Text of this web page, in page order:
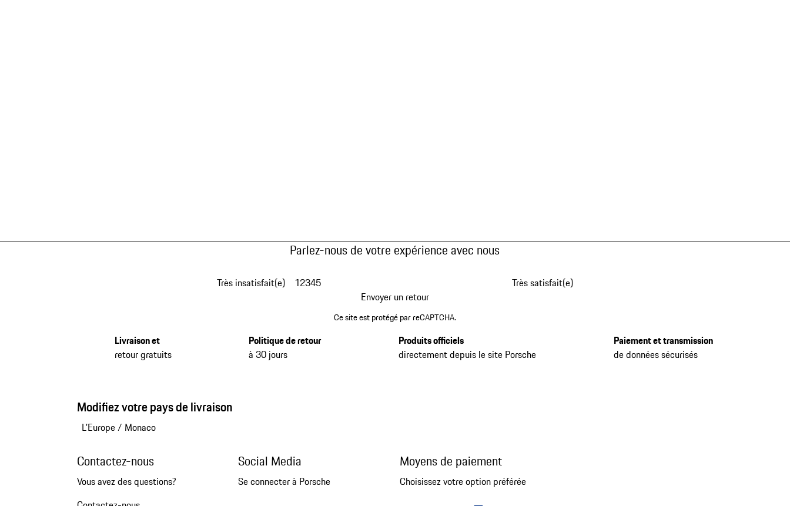
Parlez-nous de votre expérience avec nous
Très insatisfait(e) 12345
Très satisfait(e)
Envoyer un retour
Ce site est protégé par reCAPTCHA.
Livraison et
retour gratuits
Politique de retour
à 30 jours
Produits officiels
directement depuis le site Porsche
Paiement et transmission
de données sécurisés
Modifiez votre pays de livraison
L'Europe/ Monaco
Contactez-nous
Vous avez des questions?
Social Media
Se connecter à Porsche
Moyens de paiement
Choisissez votre option préférée